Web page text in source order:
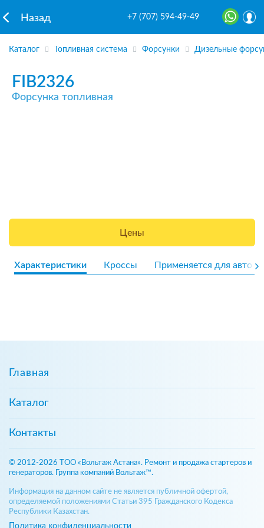
Назад +7 (707) 594-49-49
Каталог Топливная система Форсунки Дизельные
FIB2326
Форсунка топливная
Цены
Характеристики Кроссы Применяется для авто
Главная
Каталог
Контакты
© 2012-2026 ТОО «Вольтаж Астана». Ремонт и продажа стартеров и
генераторов. Группа компаний Вольтаж™.
Информация на данном сайте не является публичной офертой,
определяемой положениями Статьи 395 Гражданского Кодекса
Республики Казахстан.
Политика конфиденциальности